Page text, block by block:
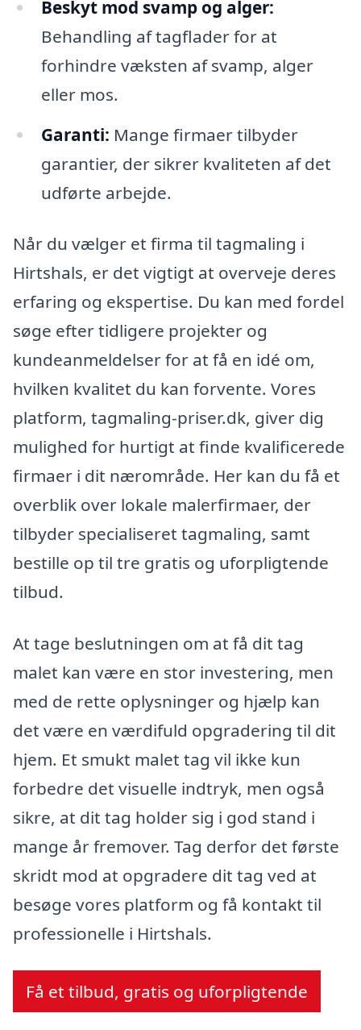
Beskyt mod svamp og alger:
Behandling af tagflader for at
forhindre væksten af svamp, alger
eller mos.
Garanti: Mange firmaer tilbyder
garantier, der sikrer kvaliteten af det
udførte arbejde.
Når du vælger et firma til tagmaling i
Hirtshals, er det vigtigt at overveje deres
erfaring og ekspertise. Du kan med fordel
søge efter tidligere projekter og
kundeanmeldelser for at få en idé om,
hvilken kvalitet du kan forvente. Vores
platform, tagmaling-priser.dk, giver dig
mulighed for hurtigt at finde kvalificerede
firmaer i dit nærområde. Her kan du få et
overblik over lokale malerfirmaer, der
tilbyder specialiseret tagmaling, samt
bestille op til tre gratis og uforpligtende
tilbud.
At tage beslutningen om at få dit tag
malet kan være en stor investering, men
med de rette oplysninger og hjælp kan
det være en værdifuld opgradering til dit
hjem. Et smukt malet tag vil ikke kun
forbedre det visuelle indtryk, men også
sikre, at dit tag holder sig i god stand i
mange år fremover. Tag derfor det første
skridt mod at opgradere dit tag ved at
besøge vores platform og få kontakt til
professionelle i Hirtshals.
Få et tilbud, gratis og uforpligtende